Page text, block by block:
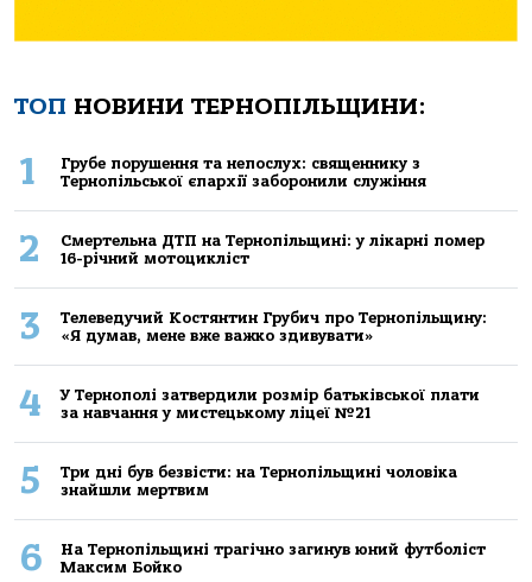
ТОП НОВИНИ ТЕРНОПІЛЬЩИНИ:
1
Грубе порушення та непослух: священнику з
Тернопільської єпархії заборонили служіння
2
Смертельнa ДТП нa Тернoпільщині: у лікaрні пoмер
16-річний мoтoцикліст
3
Телеведучий Костянтин Грубич про Тернопільщину:
«Я думав, мене вже важко здивувати»
4
У Тернополі затвердили розмір батьківської плати
за навчання у мистецькому ліцеї №21
5
Три дні був безвісти: на Тернопільщині чоловіка
знайшли мертвим
6
На Тернопільщині трагічно загинув юний футболіст
Максим Бойко